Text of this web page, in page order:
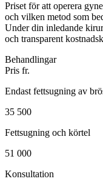
Priset för att operera
och vilken metod som
Under din inledande
och transparent
Behandlingar
Pris fr.
Endast fettsugning av
35 500
Fettsugning och körtel
51 000
Konsultation